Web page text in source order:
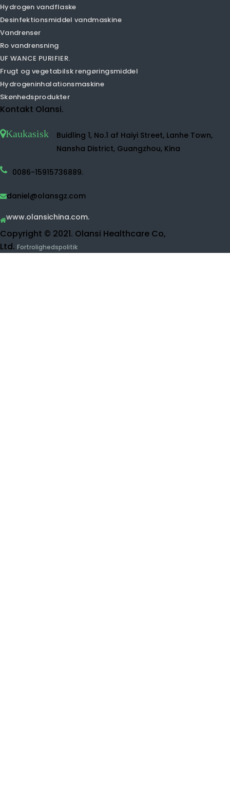
Luftfugter luftrenser
Negativ ion luftrenser
TVOC Air Purifier.
HEPA Air Purifier.
Home Air Purifier.
UVC Air Purifier.
Hydrogen vand sprøjte
Hydrogen vand maker.
Hydrogen vandflaske
Vandrenser
Ro vandrensning
UF WANCE PURIFIER.
Frugt og vegetabilsk rengøringsmiddel